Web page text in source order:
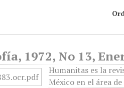
1972, No 13,
Humanitas es la
México en el área